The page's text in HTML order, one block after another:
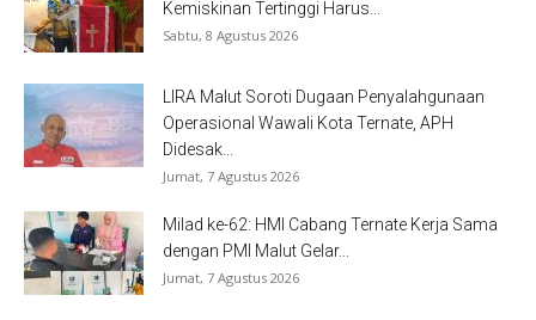
Kemiskinan Tertinggi Harus...
Sabtu, 8 Agustus 2026
LIRA Malut Soroti Dugaan Penyalahgunaan
Operasional Wawali Kota Ternate, APH
Didesak...
Jumat, 7 Agustus 2026
Milad ke-62: HMI Cabang Ternate Kerja Sama
dengan PMI Malut Gelar...
Jumat, 7 Agustus 2026